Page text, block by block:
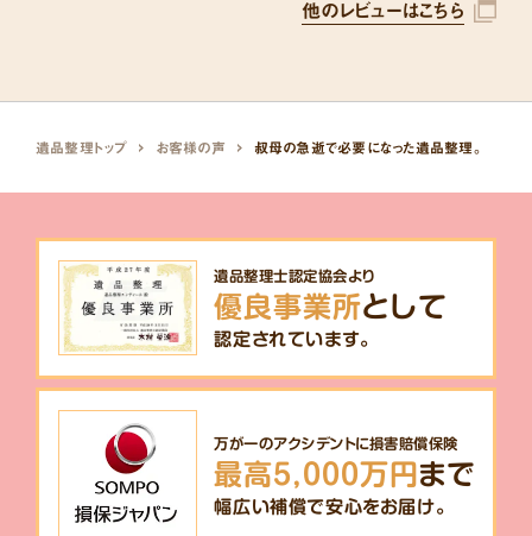
他のレビューはこちら
遺品整理トップ お客様の声 叔母の急逝で必要になった遺品整理。
遺品整理士認定協会より
優良事業所として
認定されています。
万が一のアクシデントに損害賠償保険
最高5,000万円まで
幅広い補償で安心をお届け。